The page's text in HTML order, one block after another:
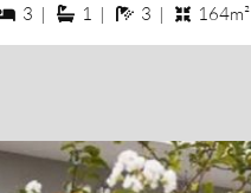
na garagem
3 dormiórios
3 | 1 suítes
1 | 3 banheiros
3 | 164m²